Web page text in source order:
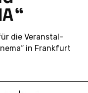
die Ver­an­stal­
in Frank­furt